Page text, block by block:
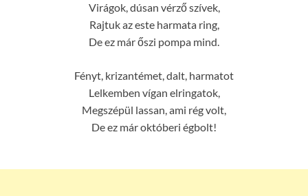
Virágok, dúsan vérző szívek,
Rajtuk az este harmata ring,
De ez már őszi pompa mind.
Fényt, krizantémet, dalt, harmatot
Lelkemben vígan elringatok,
Megszépül lassan, ami rég volt,
De ez már októberi égbolt!